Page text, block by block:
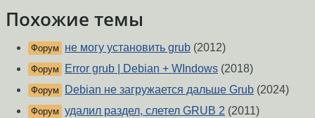
Похожие темы
Форум не могу установить grub (2012)
Форум Error grub | Debian + WIndows (2018)
Форум Debian не загружается дальше Grub (2024)
Форум удалил раздел, слетел GRUB 2 (2011)